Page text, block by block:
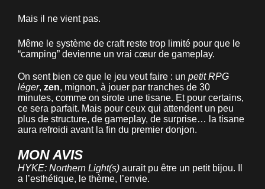
Mais il ne vient pas.
Même le système de craft reste trop limité pour que le
“camping” devienne un vrai cœur de gameplay.
On sent bien ce que le jeu veut faire : un petit RPG
léger, zen, mignon, à jouer par tranches de 30
minutes, comme on sirote une tisane. Et pour certains,
ce sera parfait. Mais pour ceux qui attendent un peu
plus de structure, de gameplay, de surprise… la tisane
aura refroidi avant la fin du premier donjon.
MON AVIS
HYKE: Northern Light(s) aurait pu être un petit bijou. Il
a l’esthétique, le thème, l’envie.